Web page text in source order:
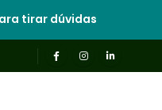
tirar dúvidas